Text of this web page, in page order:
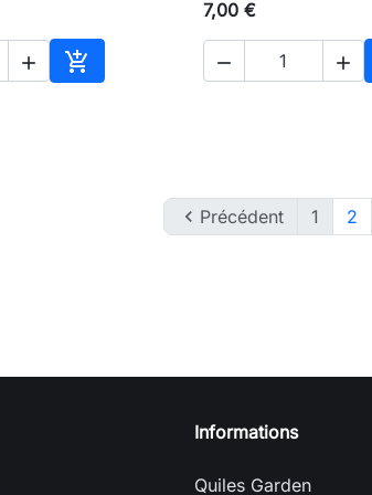
 
Ajouter au panier
7,00 €
 
 Précédent 1 2
Informations
Quiles Garden